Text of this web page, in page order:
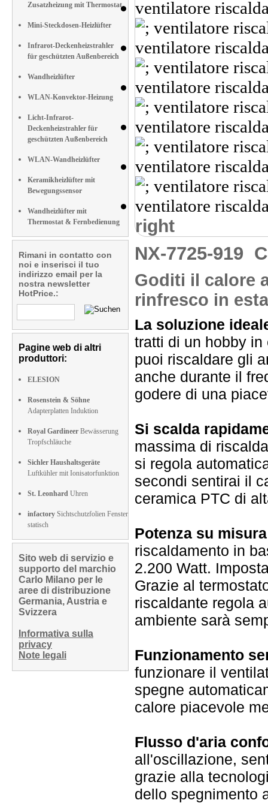
Zusatzheizung mit Thermostat
Mini-Steckdosen-Heizlüfter
Infrarot-Deckenheizstrahler
für geschützten Außenbereich
Wandheizlüfter
WLAN-Konvektor-Heizung
Licht-Infrarot-
Deckenheizstrahler für
geschützten Außenbereich
WLAN-Wandheizlüfter
Keramikheizlüfter mit
Bewegungssensor
Wandheizlüfter mit
Thermostat & Fernbedienung
Rimani in contatto con
noi e inserisci il tuo
indirizzo email per la
nostra newsletter
HotPrice.:
Pagine web di altri
produttori:
ELESION
Rosenstein & Söhne
Adapterplatten Induktion
Royal Gardineer Bewässerung
Tropfschläuche
Sichler Haushaltsgeräte
Luftkühler mit Ionisatorfunktion
St. Leonhard Uhren
infactory Sichtschutzfolien Fenster
statisch
Sito web di servizio e
supporto del marchio
Carlo Milano per le
aree di distribuzione
Germania, Austria e
Svizzera
Informativa sulla
privacy
Note legali
right
NX-7725-919
Goditi il calore
rinfresco in
La soluzione
tratti di un hobby
puoi riscaldare gli
anche durante il
godere di una
Si scalda
massima di
si regola
secondi sentirai il
ceramica PTC di
Potenza su
riscaldamento in
2.200 Watt.
Grazie al
riscaldante regola
ambiente sarà
Funzionamento
funzionare il
spegne
calore piacevole
Flusso d'aria
all'oscillazione,
grazie alla
dello spegnimento